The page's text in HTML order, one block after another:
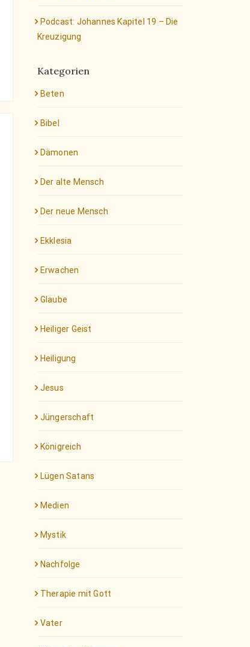
Podcast: Johannes Kapitel 19 – Die
Kreuzigung
Kategorien
Beten
Bibel
Dämonen
Der alte Mensch
Der neue Mensch
Ekklesia
Erwachen
Glaube
Heiliger Geist
Heiligung
Jesus
Jüngerschaft
Königreich
Lügen Satans
Medien
Mystik
Nachfolge
Therapie mit Gott
Vater